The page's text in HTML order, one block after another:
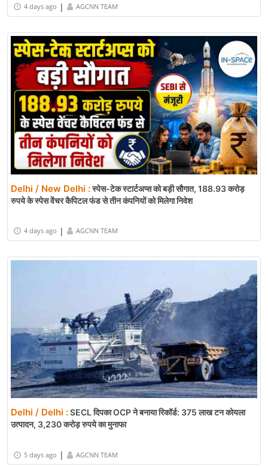
4 days ago | AGCNN TEAM
Delhi / New Delhi :स्पेस-टेक स्टार्टअप्स को बड़ी सौगात, 188.93 करोड़
रुपये के स्पेस वेंचर कैपिटल फंड से तीन कंपनियों को मिलेगा निवेश
4 days ago | AGCNN TEAM
Delhi / Delhi :SECL दिपका OCP ने बनाया रिकॉर्ड: 375 लाख टन कोयला
उत्पादन, 3,230 करोड़ रुपये का मुनाफा
5 days ago | AGCNN TEAM